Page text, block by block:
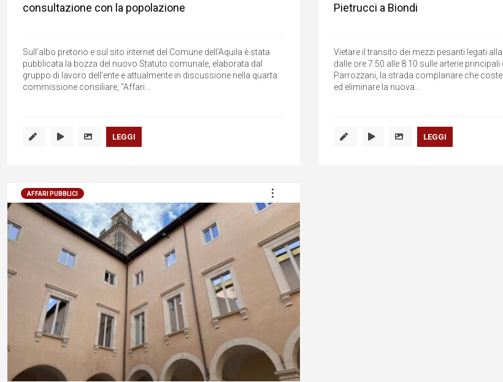
consultazione con la popolazione
Sull’albo pretorio e sul sito internet del Comune dell’Aquila è stata
pubblicata la bozza del nuovo Statuto comunale, elaborata dal
gruppo di lavoro dell’ente e attualmente in discussione nella quarta
commissione consiliare, “Affari...
LEGGI
Pietrucci a Biondi
Vietare il transito dei mezzi pesanti legati
dalle ore 7:50 alle 8:10 sulle arterie
Parrozzani, la strada complanare che
ed eliminare la nuova...
LEGGI
AFFARI PUBBLICI